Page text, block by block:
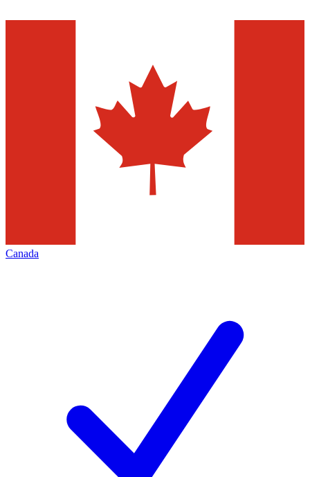
Canada